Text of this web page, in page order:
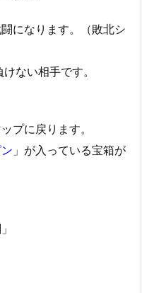
闘になります。（敗北シ
ない相手です。
プに戻ります。
」が入っている宝箱が